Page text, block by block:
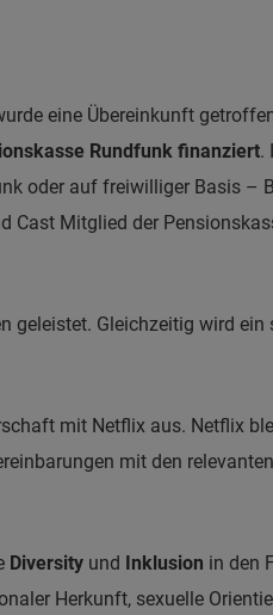
eine Übereinkunft
Rundfunk finanziert.
oder auf freiwilliger Basis –
Cast Mitglied der
geleistet. Gleichzeitig wird ein
mit Netflix aus. Netflix
mit den
Diversity und Inklusion in den
Herkunft, sexuelle